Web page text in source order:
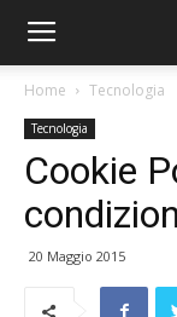
Home Tecnologia
Tecnologia
Cookie
20 Maggio 2015